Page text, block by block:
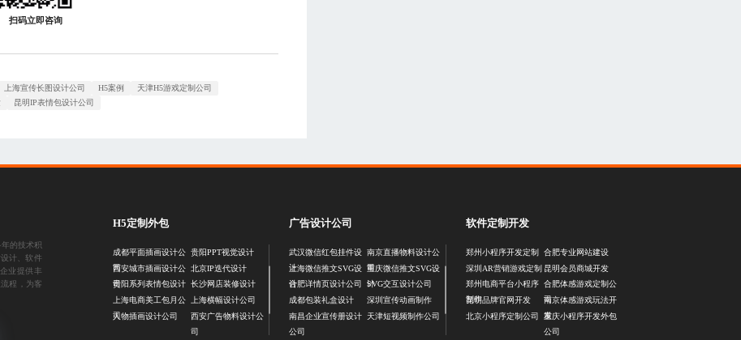
扫码立即咨询
上海宣传长图设计公司 H5案例
天津H5游戏定制公司
昆明IP表情包设计公司
的技术积
计、 软件
业提供丰
程，为客
H5定制外包
成都平面插画设计公
司
西安城市插画设计公
司
贵阳系列表情包设计
上海电商美工包月公
司
人物插画设计公司
贵阳PPT视觉设计
北京IP迭代设计
长沙网店装修设计
上海横幅设计公司
西安广告物料设计公
司
广告设计公司
武汉微信红包挂件设
计
上海微信推文SVG设
计
合肥详情页设计公司
成都包装礼盒设计
南昌企业宣传册设计
公司
南京直播物料设计公
司
重庆微信推文SVG设
计
SVG交互设计公司
深圳宣传动画制作
天津短视频制作公司
软件定制开发
郑州小程序开发定制
深圳AR营销游戏定制
郑州电商平台小程序
制作
昆明品牌官网开发
北京小程序定制公司
合肥专业网站建设
昆明会员商城开发
合肥体感游戏定制公
司
南京体感游戏玩法开
发
重庆小程序开发外包
公司